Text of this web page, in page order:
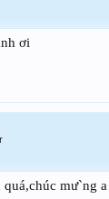
ơi
mư`ng